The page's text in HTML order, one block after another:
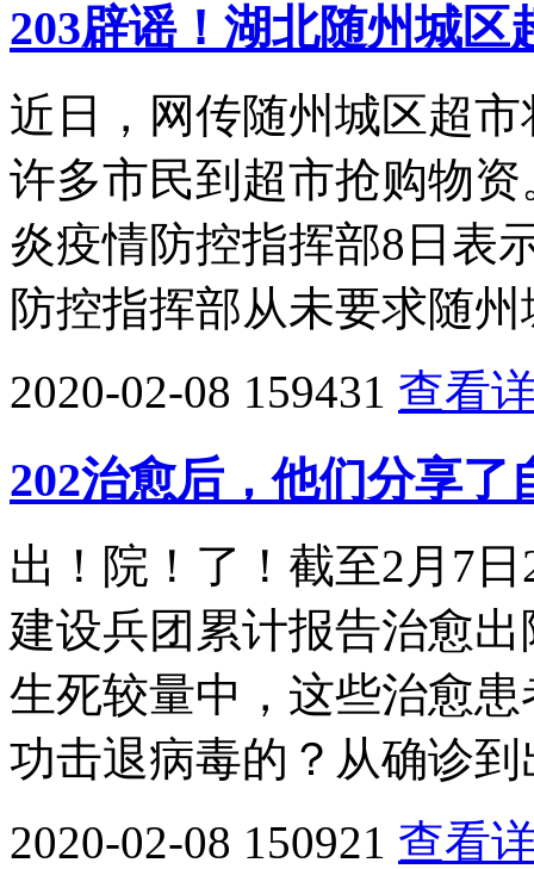
203辟谣！湖北随州城
近日，网传随州城区超
许多市民到超市抢购物
炎疫情防控指挥部8日表
防控指挥部从未要求随
2020-02-08 159431 查看
202治愈后，他们分享了
出！院！了！截至2月7
建设兵团累计报告治愈
生死较量中，这些治愈
功击退病毒的？从确诊到
2020-02-08 150921 查看